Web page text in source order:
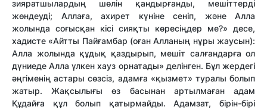
зияратшылардың шөлін қандырғанды, мешіттерді
жөндеуді; Аллаға, ахирет күніне сеніп, және Алла
жолында соғысқан кісі сияқты көресіңдер ме?» десе,
хадисте «Айтты Пайғамбар (оған Алланың нұры жаусын):
Алла жолында құдық қаздырып, мешіт салғандарға ол
дүниеде Алла үлкен хауз орнатады» делінген. Бұл жердегі
әңгіменің астары сөзсіз, адамға «қызмет» туралы болып
жатыр. Жақсылығы өз басынан артылмаған адам
Құдайға құл болып қатырмайды. Адамзат, бірін-бірі